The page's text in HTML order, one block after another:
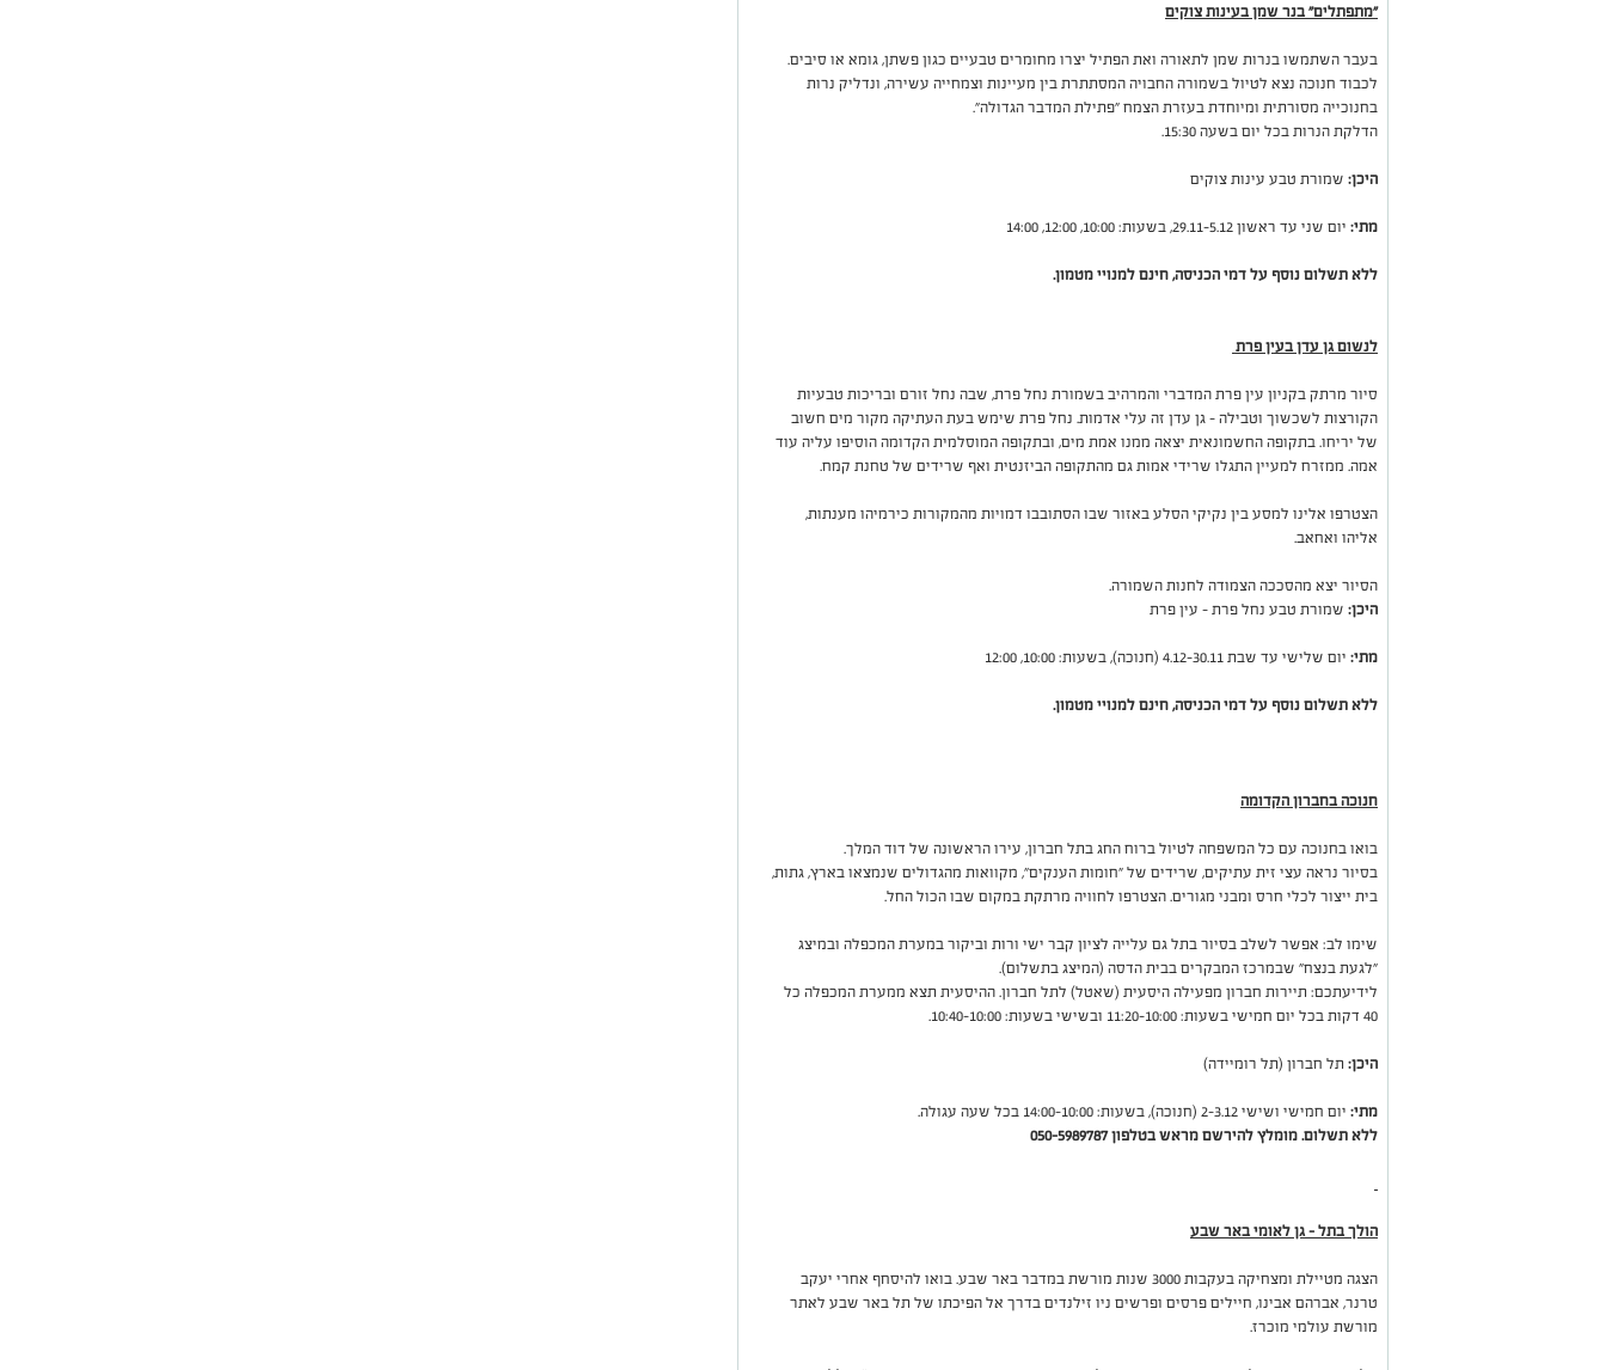
"מתפתלים" בנר שמן בעינות צוקים
בעבר השתמשו בנרות שמן לתאורה ואת הפתיל יצרו מחומרים טבעיים כגון פשתן, גומא או סיבים.
לכבוד חנוכה נצא לטיול בשמורה החבויה המסתתרת בין מעיינות וצמחייה עשירה, ונדליק נרות
בחנוכייה מסורתית ומיוחדת בעזרת הצמח "פתילת המדבר הגדולה".
הדלקת הנרות בכל יום בשעה 15:30.
היכן: שמורת טבע עינות צוקים
מתי: יום שני עד ראשון 29.11-5.12, בשעות: 10:00, 12:00, 14:00
ללא תשלום נוסף על דמי הכניסה, חינם למנויי מטמון.
לנשום גן עדן בעין פרת
סיור מרתק בקניון עין פרת המדברי והמרהיב בשמורת נחל פרת, שבה נחל זורם ובריכות טבעיות
הקורצות לשכשוך וטבילה – גן עדן זה עלי אדמות. נחל פרת שימש בעת העתיקה מקור מים חשוב
של יריחו. בתקופה החשמונאית יצאה ממנו אמת מים, ובתקופה המוסלמית הקדומה הוסיפו עליה עוד
אמה. ממזרח למעיין התגלו שרידי אמות גם מהתקופה הביזנטית ואף שרידים של טחנת קמח.
הצטרפו אלינו למסע בין נקיקי הסלע באזור שבו הסתובבו דמויות מהמקורות כירמיהו מענתות,
אליהו ואחאב.
הסיור יצא מהסככה הצמודה לחנות השמורה.
היכן: שמורת טבע נחל פרת - עין פרת
מתי: יום שלישי עד שבת 30.11–4.12 (חנוכה), בשעות: 10:00, 12:00
ללא תשלום נוסף על דמי הכניסה, חינם למנויי מטמון.
חנוכה בחברון הקדומה
בואו בחנוכה עם כל המשפחה לטיול ברוח החג בתל חברון, עירו הראשונה של דוד המלך.
בסיור נראה עצי זית עתיקים, שרידים של "חומות הענקים", מקוואות מהגדולים שנמצאו בארץ, גתות,
בית ייצור לכלי חרס ומבני מגורים. הצטרפו לחוויה מרתקת במקום שבו הכול החל.
שימו לב: אפשר לשלב בסיור בתל גם עלייה לציון קבר ישי ורות וביקור במערת המכפלה ובמיצג
"לגעת בנצח" שבמרכז המבקרים בבית הדסה (המיצג בתשלום).
לידיעתכם: תיירות חברון מפעילה היסעית (שאטל) לתל חברון. ההיסעית תצא ממערת המכפלה כל
40 דקות בכל יום חמישי בשעות: 10:00–11:20 ובשישי בשעות: 10:00–10:40.
היכן: תל חברון (תל רומיידה)
מתי: יום חמישי ושישי 2-3.12 (חנוכה), בשעות: 10:00–14:00 בכל שעה עגולה.
ללא תשלום. מומלץ להירשם מראש בטלפון 050-5989787
הולך בתל – גן לאומי באר שבע
הצגה מטיילת ומצחיקה בעקבות 3000 שנות מורשת במדבר באר שבע. בואו להיסחף אחרי יעקב
טרנר, אברהם אבינו, חיילים פרסים ופרשים ניו זילנדים בדרך אל הפיכתו של תל באר שבע לאתר
מורשת עולמי מוכרז.